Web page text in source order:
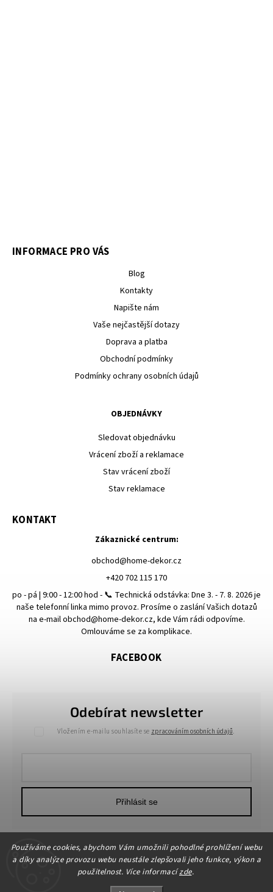
Používáme cookies, abychom Vám umožnili pohodlné prohlížení webu
a díky analýze provozu webu neustále zlepšovali jeho funkce, výkon a
použitelnost. Více informacízde.
INFORMACE PRO VÁS
Blog
Kontakty
Napište nám
Vaše nejčastější dotazy
Doprava a platba
Obchodní podmínky
Podmínky ochrany osobních údajů
OBJEDNÁVKY
Sledovat objednávku
Vrácení zboží a reklamace
Stav vrácení zboží
Stav reklamace
Odebírat newsletter
Vložením e-mailu souhlasíte se zpracováním osobních údajů.
Přihlásit se
KONTAKT
Zákaznické centrum:
obchod@home-dekor.cz
+420 702 115 170
po - pá | 9:00 - 12:00 hod - 📞 Technická odstávka: Dne 3. - 7. 8. 2026 je
naše telefonní linka mimo provoz. Prosíme o zaslání Vašich dotazů
na e-mail obchod@home-dekor.cz, kde Vám rádi odpovíme.
Omlouváme se za komplikace.
FACEBOOK